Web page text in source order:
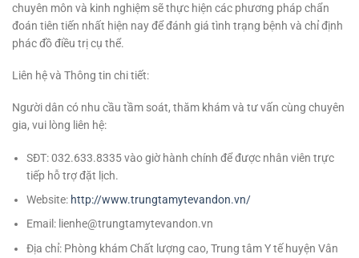
chuyên môn và kinh nghiệm sẽ thực hiện các phương pháp chẩn
đoán tiên tiến nhất hiện nay để đánh giá tình trạng bệnh và chỉ định
phác đồ điều trị cụ thể.
Liên hệ và Thông tin chi tiết:
Người dân có nhu cầu tầm soát, thăm khám và tư vấn cùng chuyên
gia, vui lòng liên hệ:
SĐT: 032.633.8335 vào giờ hành chính để được nhân viên trực
tiếp hỗ trợ đặt lịch.
Website: http://www.trungtamytevandon.vn/
Email: lienhe@trungtamytevandon.vn
Địa chỉ: Phòng khám Chất lượng cao, Trung tâm Y tế huyện Vân